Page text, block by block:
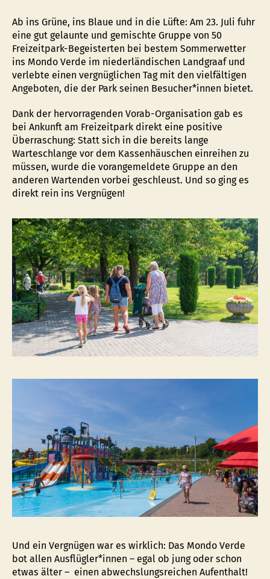
Ab ins Grüne, ins Blaue und in die Lüfte: Am 23. Juli fuhr
eine gut gelaunte und gemischte Gruppe von 50
Freizeitpark-Begeisterten bei bestem Sommerwetter
ins Mondo Verde im niederländischen Landgraaf und
verlebte einen vergnüglichen Tag mit den vielfältigen
Angeboten, die der Park seinen Besucher*innen bietet.
Dank der hervorragenden Vorab-Organisation gab es
bei Ankunft am Freizeitpark direkt eine positive
Überraschung: Statt sich in die bereits lange
Warteschlange vor dem Kassenhäuschen einreihen zu
müssen, wurde die vorangemeldete Gruppe an den
anderen Wartenden vorbei geschleust. Und so ging es
direkt rein ins Vergnügen!
Und ein Vergnügen war es wirklich: Das Mondo Verde
bot allen Ausflügler*innen – egal ob jung oder schon
etwas älter – einen abwechslungsreichen Aufenthalt!